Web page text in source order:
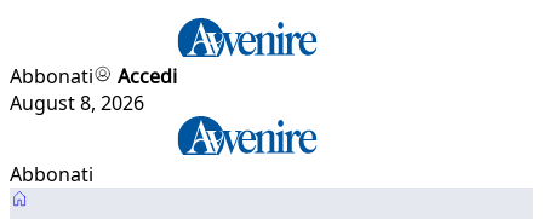
Abbonati
Accedi
August 8, 2026
Abbonati